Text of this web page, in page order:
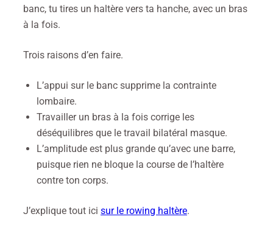
banc, tu tires un haltère vers ta hanche, avec un bras
à la fois.
Trois raisons d’en faire.
L’appui sur le banc supprime la contrainte
lombaire.
Travailler un bras à la fois corrige les
déséquilibres que le travail bilatéral masque.
L’amplitude est plus grande qu’avec une barre,
puisque rien ne bloque la course de l’haltère
contre ton corps.
J’explique tout ici sur le rowing haltère.